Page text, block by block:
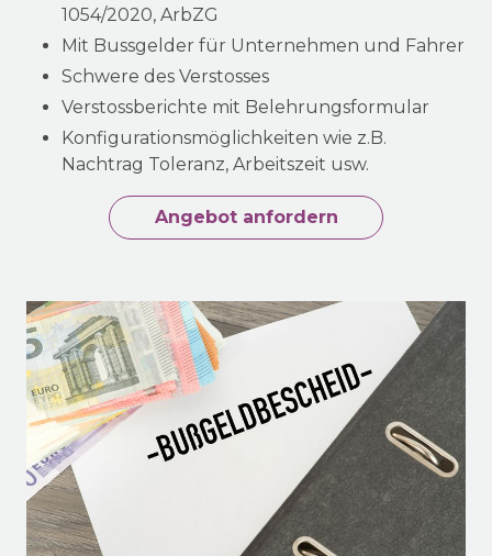
1054/2020, ArbZG
Mit Bussgelder für Unternehmen und Fahrer
Schwere des Verstosses
Verstossberichte mit Belehrungsformular
Konfigurationsmöglichkeiten wie z.B.
Nachtrag Toleranz, Arbeitszeit usw.
Angebot anfordern